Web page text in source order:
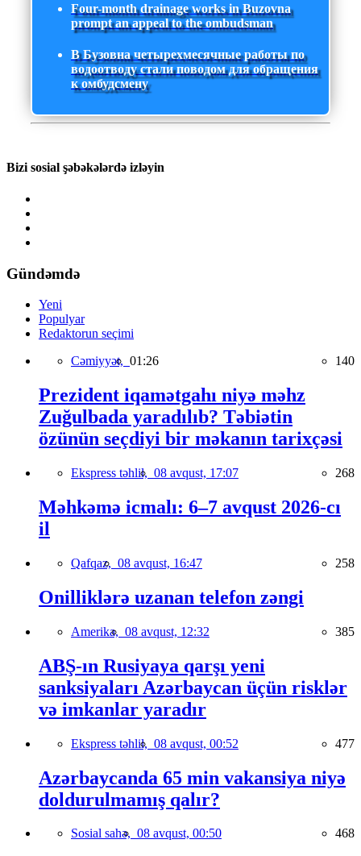
Four-month drainage works in Buzovna
prompt an appeal to the ombudsman
В Бузовна четырехмесячные работы по
водоотводу стали поводом для обращения
к омбудсмену
Bizi sosial şəbəkələrdə izləyin
Gündəmdə
Yeni
Populyar
Redaktorun seçimi
Cəmiyyət, 01:26 140
Prezident iqamətgahı niyə məhz
Zuğulbada yaradılıb? Təbiətin
özünün seçdiyi bir məkanın tarixçəsi
Ekspress təhlil, 08 avqust, 17:07 268
Məhkəmə icmalı: 6–7 avqust 2026-cı
il
Qafqaz, 08 avqust, 16:47 258
Onilliklərə uzanan telefon zəngi
Amerika, 08 avqust, 12:32 385
ABŞ-ın Rusiyaya qarşı yeni
sanksiyaları Azərbaycan üçün risklər
və imkanlar yaradır
Ekspress təhlil, 08 avqust, 00:52 477
Azərbaycanda 65 min vakansiya niyə
doldurulmamış qalır?
Sosial sahə, 08 avqust, 00:50 468